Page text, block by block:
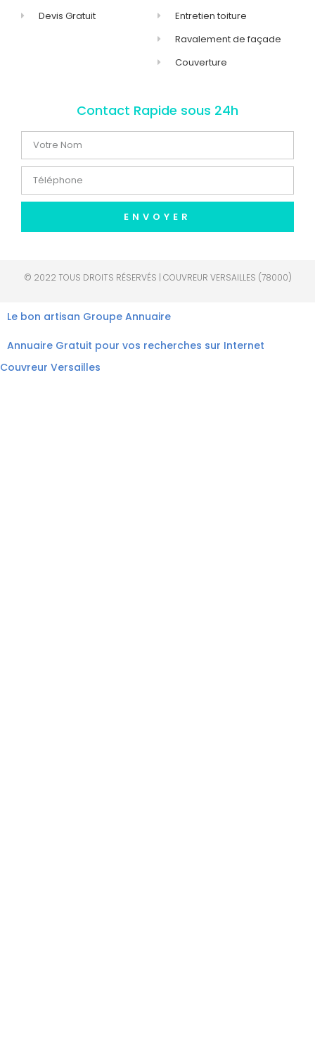
Devis Gratuit
Entretien toiture
Ravalement de façade
Couverture
Contact Rapide sous 24h
ENVOYER
© 2022 TOUS DROITS RÉSERVÉS | COUVREUR VERSAILLES (78000)
Le bon artisan Groupe Annuaire
Annuaire Gratuit pour vos recherches sur Internet
Couvreur Versailles